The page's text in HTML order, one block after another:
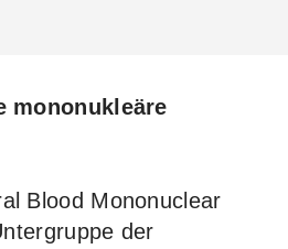
mononukleäre
Blood Mononuclear
der